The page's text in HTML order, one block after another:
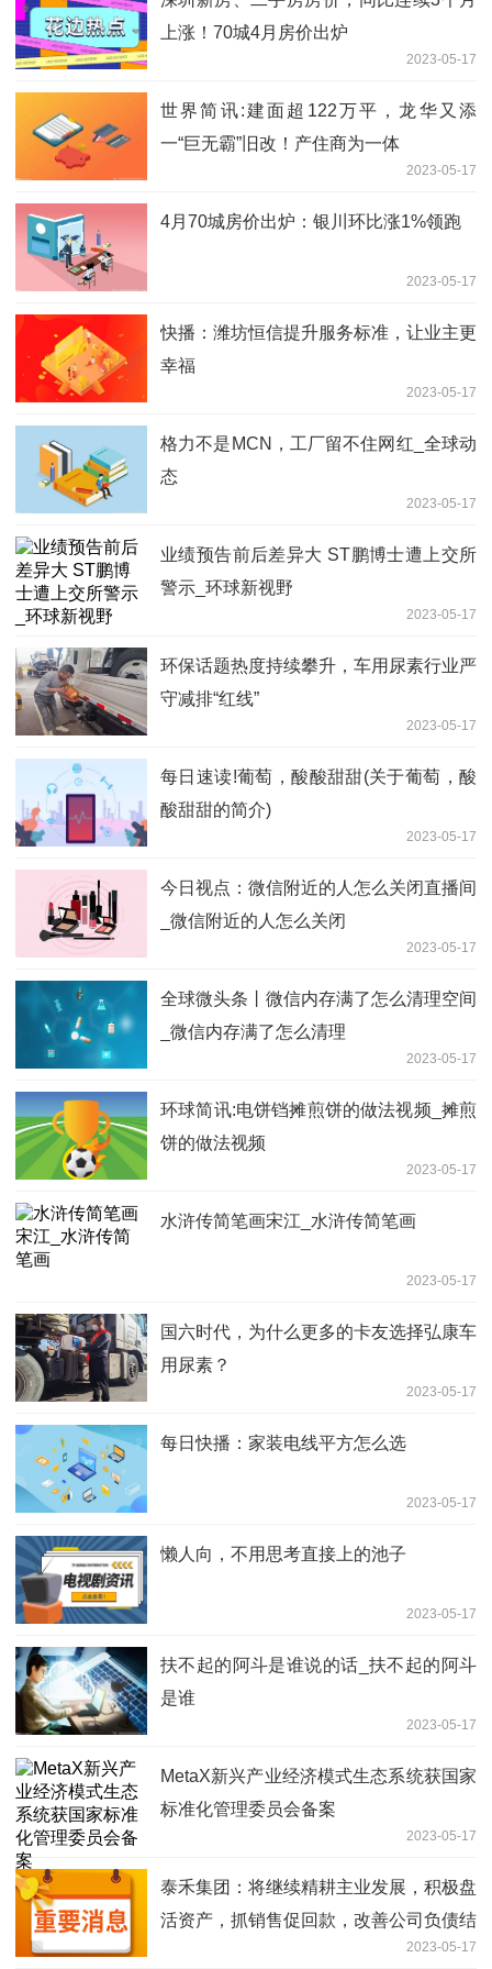
上涨！70城4月房价出炉
2023-05-17
世界简讯:建面超122万平，龙华又添
一“巨无霸”旧改！产住商为一体
2023-05-17
4月70城房价出炉：银川环比涨1%领跑
2023-05-17
快播：潍坊恒信提升服务标准，让业主更
幸福
2023-05-17
格力不是MCN，工厂留不住网红_全球动
态
2023-05-17
业绩预告前后差异大 ST鹏博士遭上交所
警示_环球新视野
2023-05-17
环保话题热度持续攀升，车用尿素行业严
守减排“红线”
2023-05-17
每日速读!葡萄，酸酸甜甜(关于葡萄，酸
酸甜甜的简介)
2023-05-17
今日视点：微信附近的人怎么关闭直播间
_微信附近的人怎么关闭
2023-05-17
全球微头条丨微信内存满了怎么清理空间
_微信内存满了怎么清理
2023-05-17
环球简讯:电饼铛摊煎饼的做法视频_摊煎
饼的做法视频
2023-05-17
水浒传简笔画宋江_水浒传简笔画
2023-05-17
国六时代，为什么更多的卡友选择弘康车
用尿素？
2023-05-17
每日快播：家装电线平方怎么选
2023-05-17
懒人向，不用思考直接上的池子
2023-05-17
扶不起的阿斗是谁说的话_扶不起的阿斗
是谁
2023-05-17
MetaX新兴产业经济模式生态系统获国家
标准化管理委员会备案
2023-05-17
泰禾集团：将继续精耕主业发展，积极盘
活资产，抓销售促回款，改善公司负债结
2023-05-17